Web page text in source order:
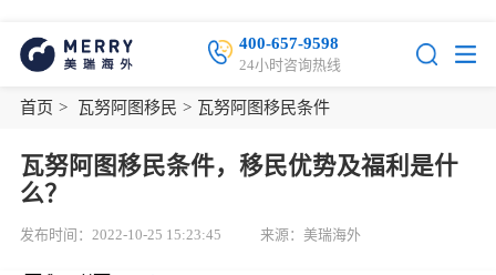
400-657-9598
24小时咨询热线
首页 > 瓦努阿图移民 > 瓦努阿图移民条件
瓦努阿图移民条件，移民优势及福利是什
么？
发布时间：2022-10-25 15:23:45 来源：美瑞海外